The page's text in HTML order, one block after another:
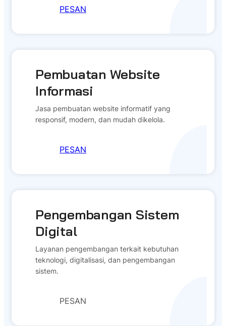
PESAN
Pembuatan Website
Informasi
Jasa pembuatan website informatif yang
responsif, modern, dan mudah dikelola.
PESAN
Pengembangan Sistem
Digital
Layanan pengembangan terkait kebutuhan
teknologi, digitalisasi, dan pengembangan
sistem.
PESAN